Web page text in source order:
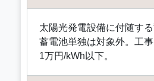
太陽光発電設備に付随する
蓄電池単独は対象外。工
1万円/kWh以下。